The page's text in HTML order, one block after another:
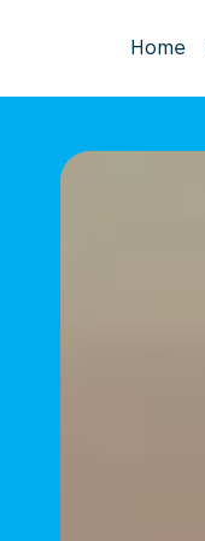
Home